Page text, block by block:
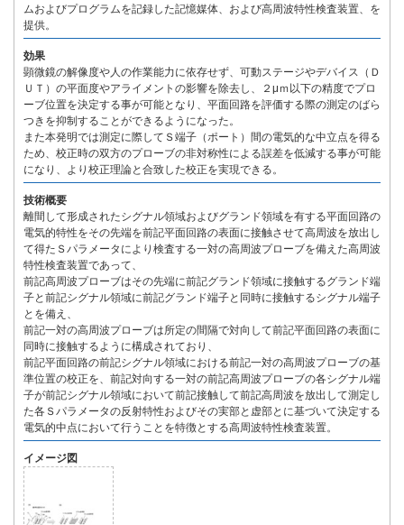
ムおよびプログラムを記録した記憶媒体、および高周波特性検査装置、を
提供。
効果
顕微鏡の解像度や人の作業能力に依存せず、可動ステージやデバイス（Ｄ
ＵＴ）の平面度やアライメントの影響を除去し、２μｍ以下の精度でプロ
ーブ位置を決定する事が可能となり、平面回路を評価する際の測定のばら
つきを抑制することができるようになった。
また本発明では測定に際してＳ端子（ポート）間の電気的な中立点を得る
ため、校正時の双方のプローブの非対称性による誤差を低減する事が可能
になり、より校正理論と合致した校正を実現できる。
技術概要
離間して形成されたシグナル領域およびグランド領域を有する平面回路の
電気的特性をその先端を前記平面回路の表面に接触させて高周波を放出し
て得たＳパラメータにより検査する一対の高周波プローブを備えた高周波
特性検査装置であって、
前記高周波プローブはその先端に前記グランド領域に接触するグランド端
子と前記シグナル領域に前記グランド端子と同時に接触するシグナル端子
とを備え、
前記一対の高周波プローブは所定の間隔で対向して前記平面回路の表面に
同時に接触するように構成されており、
前記平面回路の前記シグナル領域における前記一対の高周波プローブの基
準位置の校正を、前記対向する一対の前記高周波プローブの各シグナル端
子が前記シグナル領域において前記接触して前記高周波を放出して測定し
た各Ｓパラメータの反射特性およびその実部と虚部とに基づいて決定する
電気的中点において行うことを特徴とする高周波特性検査装置。
イメージ図